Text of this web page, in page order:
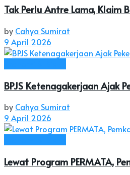
Tak Perlu Antre Lama, Klaim
by Cahya Sumirat
9 April 2026
BPJS Ketenagakerjaan Ajak
by Cahya Sumirat
9 April 2026
Lewat Program PERMATA,